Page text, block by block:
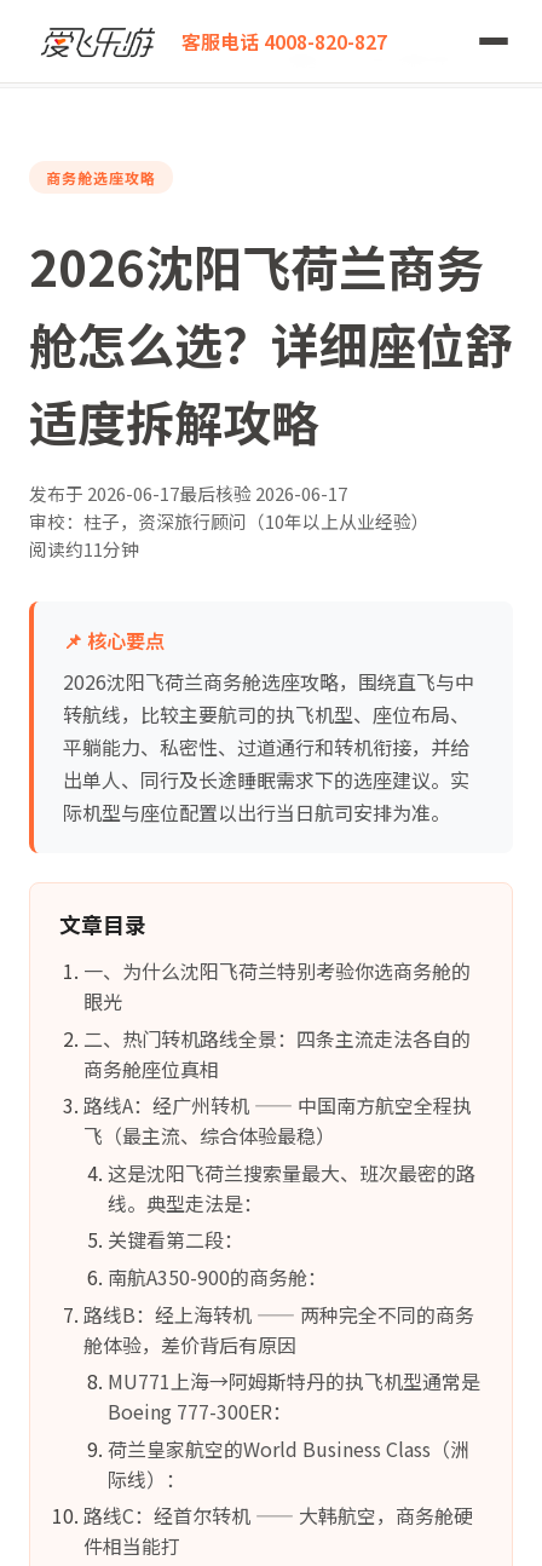
客服电话 4008-820-827
爱飞乐游
2026沈阳飞荷兰商务舱怎么选？详细座位舒适度拆解攻略
商务舱选座攻略
2026沈阳飞荷兰商务
舱怎么选？详细座位舒
适度拆解攻略
发布于 2026-06-17最后核验2026-06-17
审校：柱子，资深旅行顾问（10年以上从业经验）
阅读约11分钟
📌 核心要点
2026沈阳飞荷兰商务舱选座攻略，围绕直飞与中
转航线，比较主要航司的执飞机型、座位布局、
平躺能力、私密性、过道通行和转机衔接，并给
出单人、同行及长途睡眠需求下的选座建议。实
际机型与座位配置以出行当日航司安排为准。
文章目录
一、为什么沈阳飞荷兰特别考验你选商务舱的
眼光
二、热门转机路线全景：四条主流走法各自的
商务舱座位真相
路线A：经广州转机 —— 中国南方航空全程执
飞（最主流、综合体验最稳）
这是沈阳飞荷兰搜索量最大、班次最密的路
线。典型走法是：
关键看第二段：
南航A350-900的商务舱：
路线B：经上海转机 —— 两种完全不同的商务
舱体验，差价背后有原因
MU771上海→阿姆斯特丹的执飞机型通常是
Boeing 777-300ER：
荷兰皇家航空的World Business Class（洲
际线）：
路线C：经首尔转机 —— 大韩航空，商务舱硬
件相当能打